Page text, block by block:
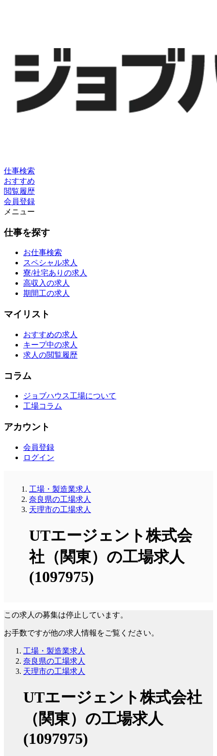
仕事検索
おすすめ
閲覧履歴
会員登録
メニュー
仕事を探す
お仕事検索
スペシャル求人
寮/社宅ありの求人
高収入の求人
期間工の求人
マイリスト
おすすめの求人
キープ中の求人
求人の閲覧履歴
コラム
ジョブハウス工場について
工場コラム
アカウント
会員登録
ログイン
工場・製造業求人
奈良県の工場求人
天理市の工場求人
UTエージェント株式会
社（関東）の工場求人
(1097975)
この求人の募集は停止しています。
お手数ですが他の求人情報をご覧ください。
工場・製造業求人
奈良県の工場求人
天理市の工場求人
UTエージェント株式会社
（関東）の工場求人
(1097975)